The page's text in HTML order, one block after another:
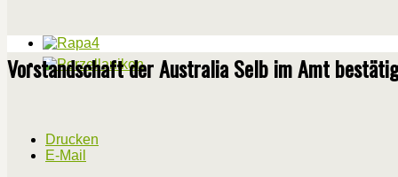
Vorstandschaft der Australia Selb im Amt
Drucken
E-Mail